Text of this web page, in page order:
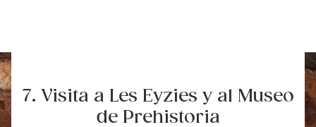
7. Visita a Les Eyzies y al Museo
de Prehistoria